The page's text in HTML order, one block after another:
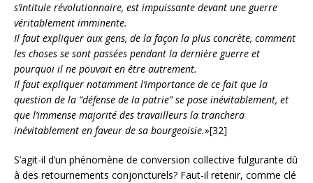
s’intitule révolutionnaire, est impuissante devant une guerre
véritablement imminente.
Il faut expliquer aux gens, de la façon la plus concrète, comment
les choses se sont passées pendant la dernière guerre et
pourquoi il ne pouvait en être autrement.
Il faut expliquer notamment l’importance de ce fait que la
question de la “défense de la patrie” se pose inévitablement, et
que l’immense majorité des travailleurs la tranchera
inévitablement en faveur de sa bourgeoisie.»[32]
S’agit-il d’un phénomène de conversion collective fulgurante dû
à des retournements conjoncturels? Faut-il retenir, comme clé